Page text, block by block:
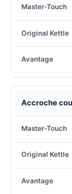
Accroche